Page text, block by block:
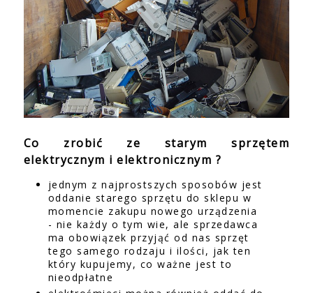
Co zrobić ze starym sprzętem
elektrycznym i elektronicznym ?
jednym z najprostszych sposobów jest
oddanie starego sprzętu do sklepu w
momencie zakupu nowego urządzenia
- nie każdy o tym wie, ale sprzedawca
ma obowiązek przyjąć od nas sprzęt
tego samego rodzaju i ilości, jak ten
który kupujemy, co ważne jest to
nieodpłatne